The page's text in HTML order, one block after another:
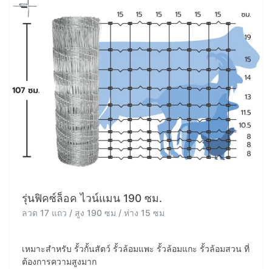
รุ่นฟิคซ์ล็อค ไวน์แมน 190 ซม.
ลวด 17 แถว / สูง 190 ซม / ห่าง 15 ซม
เหมาะสำหรับ รั้วกั้นสัตว์ รั้วล้อมแพะ รั้วล้อมแกะ รั้วล้อมสวน ที่
ต้องการความสูงมาก